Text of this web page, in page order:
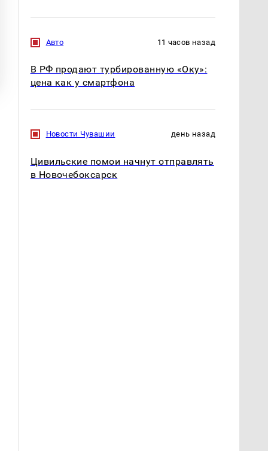
Авто 11 часов назад
В РФ продают турбированную «Оку»:
цена как у смартфона
Новости Чувашии день назад
Цивильские помои начнут отправлять
в Новочебоксарск